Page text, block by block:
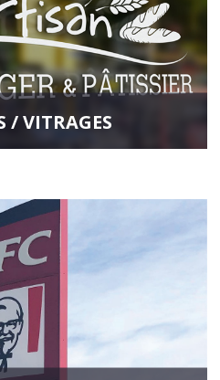
/ VITRAGES
ou l’extérieur de votre
plus